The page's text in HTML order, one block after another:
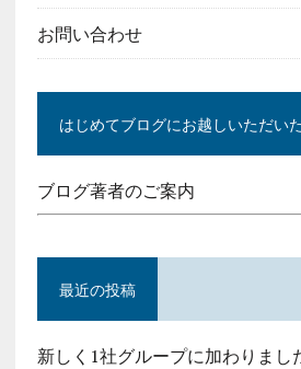
お問い合わせ
はじめてブログにお越しいただい
ブログ著者のご案内
最近の投稿
新しく1社グループに加わりまし